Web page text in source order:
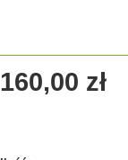
160,00 zł